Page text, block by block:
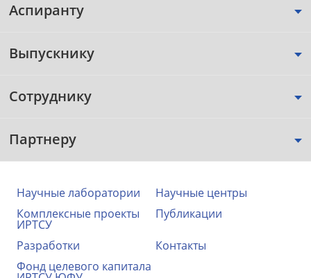
Аспиранту
Выпускнику
Сотруднику
Партнеру
Научные лаборатории
Научные центры
Комплексные проекты
ИРТСУ
Публикации
Разработки
Контакты
Фонд целевого капитала